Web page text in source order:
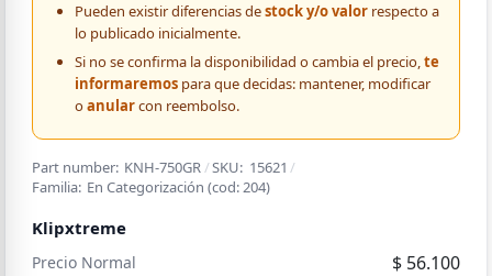
Pueden existir diferencias destock y/o valorrespecto a
lo publicado inicialmente.
Si no se confirma la disponibilidad o cambia el precio,te
informaremospara que decidas: mantener, modificar
oanularcon reembolso.
Part number: KNH-750GR /SKU: 15621 /
Familia: En Categorización (cod: 204)
Klipxtreme
Precio Normal $ 56.100